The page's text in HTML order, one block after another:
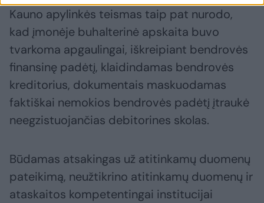
Kauno apylinkės teismas taip pat nurodo,
kad įmonėje buhalterinė apskaita buvo
tvarkoma apgaulingai, iškreipiant bendrovės
finansinę padėtį, klaidindamas bendrovės
kreditorius, dokumentais maskuodamas
faktiškai nemokios bendrovės padėtį įtraukė
neegzistuojančias debitorines skolas.
Būdamas atsakingas už atitinkamų duomenų
pateikimą, neužtikrino atitinkamų duomenų ir
ataskaitos kompetentingai institucijai